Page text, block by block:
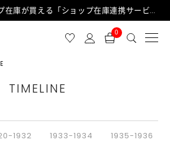
完売でもリアルショップ在庫が買える「ショップ在庫連携サービス」が日中もご利用可能になりました！
0
TIMELINE
1932 1933-1934 1935-1936